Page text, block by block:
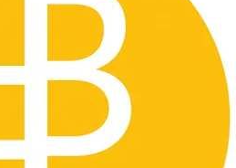
dagar så lämnas negativt omdöme
köp hos oss.
efter avslutad auktion.
objektet ut igen utan undantag
måste kontakta oss innan bud läggs